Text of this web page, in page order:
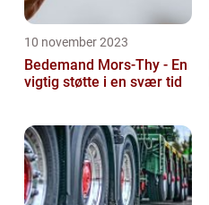
10 november 2023
Bedemand Mors-Thy - En
vigtig støtte i en svær tid